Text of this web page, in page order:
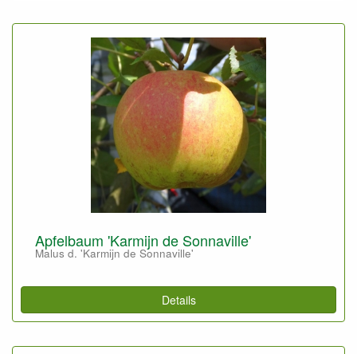
Apfelbaum 'Karmijn de Sonnaville'
Malus d. 'Karmijn de Sonnaville'
Details